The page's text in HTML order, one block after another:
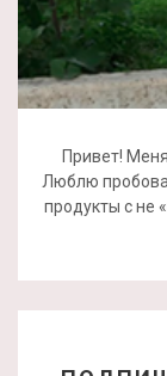
Привет!
Люблю
продукты с не